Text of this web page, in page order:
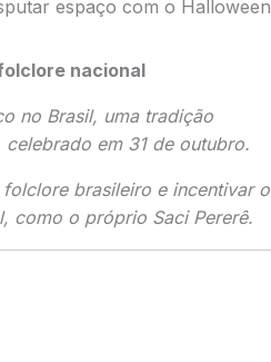
espaço com o Halloween
nacional
no Brasil, uma tradição
em 31 de outubro.
brasileiro e incentivar o
como o próprio Saci Pererê.